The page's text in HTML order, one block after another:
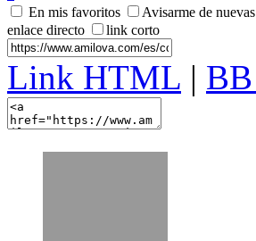
En mis favoritos
Avisarme de
enlace directo
link corto
Link HTML |